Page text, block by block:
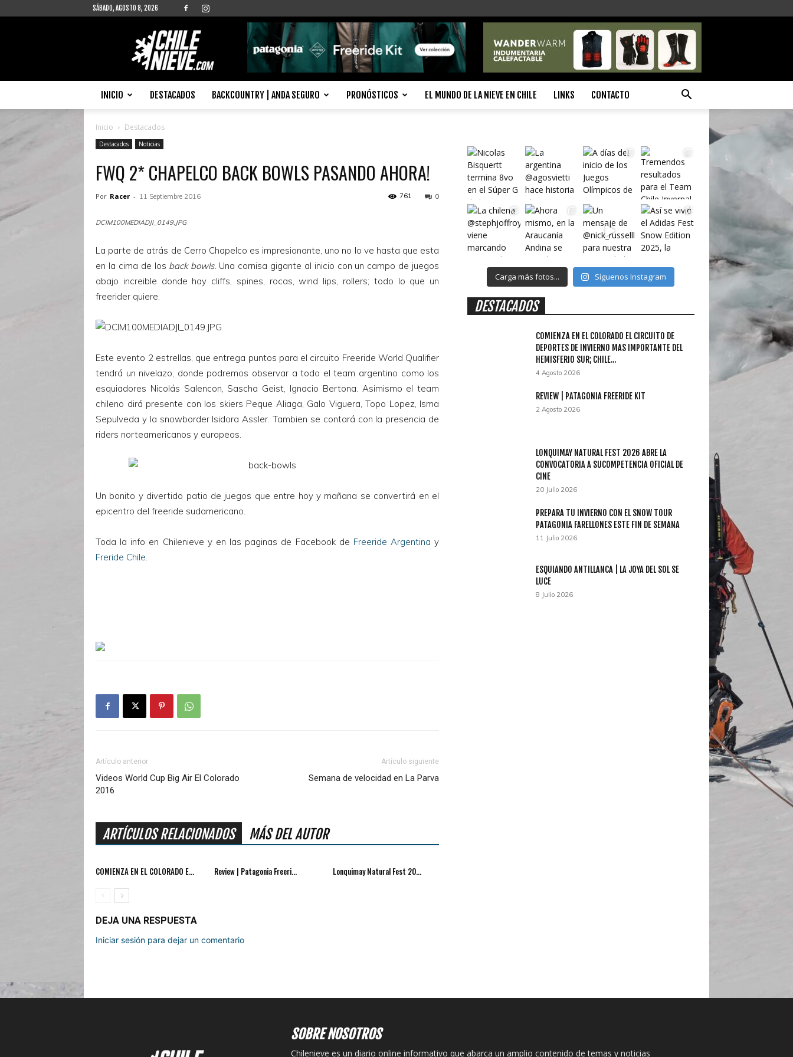
SÁBADO, AGOSTO 8, 2026
Chilenieve
INICIO DESTACADOS BACKCOUNTRY | ANDA SEGURO PRONÓSTICOS EL MUNDO DE LA NIEVE EN CHILE LINKS CONTACTO
Inicio Destacados
Destacados Noticias
FWQ 2* CHAPELCO BACK BOWLS PASANDO AHORA!
Por Racer - 11 Septiembre 2016 0
761
DCIM100MEDIADJI_0149.JPG
La parte de atrás de Cerro Chapelco es impresionante, uno no lo ve hasta que esta
en la cima de los back bowls. Una cornisa gigante al inicio con un campo de juegos
abajo increible donde hay cliffs, spines, rocas, wind lips, rollers; todo lo que un
freerider quiere.
Este evento 2 estrellas, que entrega puntos para el circuito Freeride World Qualifier
tendrá un nivelazo, donde podremos observar a todo el team argentino como los
esquiadores Nicolás Salencon, Sascha Geist, Ignacio Bertona. Asimismo el team
chileno dirá presente con los skiers Peque Aliaga, Galo Viguera, Topo Lopez, Isma
Sepulveda y la snowborder Isidora Assler. Tambien se contará con la presencia de
riders norteamericanos y europeos.
Un bonito y divertido patio de juegos que entre hoy y mañana se convertirá en el
epicentro del freeride sudamericano.
Toda la info en Chilenieve y en las paginas de Facebook de Freeride Argentina y
Freride Chile.
Artículo anterior
Videos World Cup Big Air El Colorado
2016
Artículo siguiente
Semana de velocidad en La Parva
ARTÍCULOS RELACIONADOS MÁS DEL AUTOR
COMIENZA EN EL COLORADO E... Review | Patagonia Freeri... Lonquimay Natural Fest 20...
DEJA UNA RESPUESTA
Iniciar sesión para dejar un comentario
Carga más fotos... Síguenos Instagram
DESTACADOS
COMIENZA EN EL COLORADO EL CIRCUITO DE
DEPORTES DE INVIERNO MAS IMPORTANTE DEL
HEMISFERIO SUR; CHILE...
4 Agosto 2026
REVIEW | PATAGONIA FREERIDE KIT
2 Agosto 2026
LONQUIMAY NATURAL FEST 2026 ABRE LA
CONVOCATORIA A SUCOMPETENCIA OFICIAL DE
CINE
20 Julio 2026
PREPARA TU INVIERNO CON EL SNOW TOUR
PATAGONIA FARELLONES ESTE FIN DE SEMANA
11 Julio 2026
ESQUIANDO ANTILLANCA | LA JOYA DEL SOL SE
LUCE
8 Julio 2026
SOBRE NOSOTROS
Chilenieve es un diario online informativo que abarca un amplio contenido de temas y noticias